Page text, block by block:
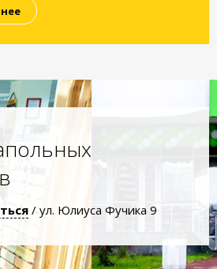
/ ул. Юлиуса Фучика 9